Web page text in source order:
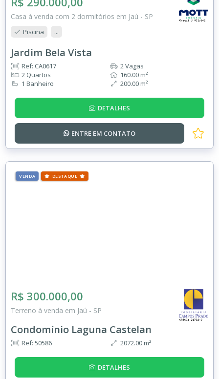
Casa à venda com 2 dormitórios em Jaú - SP
Piscina ...
Jardim Bela Vista
Ref: CA0617
2 Quartos
1 Banheiro
2 Vagas
160.00 m²
200.00 m²
DETALHES
ENTRE EM CONTATO
VENDA DESTAQUE
R$ 300.000,00
Terreno à venda em Jaú - SP
Condomínio Laguna Castelan
Ref: 50586 2072.00 m²
DETALHES